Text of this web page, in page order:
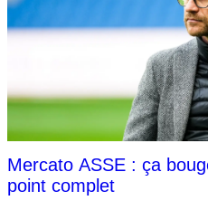
Mercato ASSE : ça
point complet